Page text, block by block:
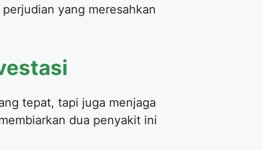
yang meresahkan
tepat, tapi juga menjaga
dua penyakit ini